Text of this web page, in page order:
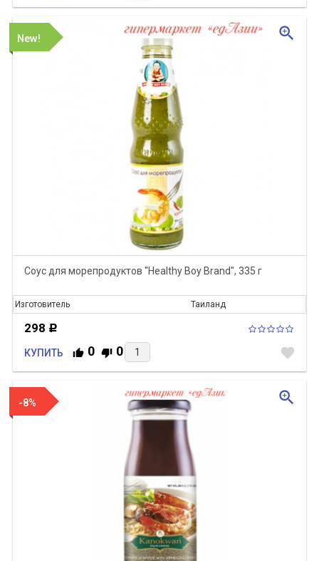
New!
Соус для морепродуктов "Healthy Boy Brand", 335 г
Изготовитель Таиланд
298 Р
КУПИТЬ 0 0 favorite
zoom_in
-8% zoom_in